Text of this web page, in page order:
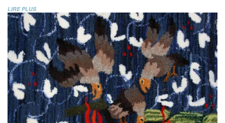
LIRE PLUS